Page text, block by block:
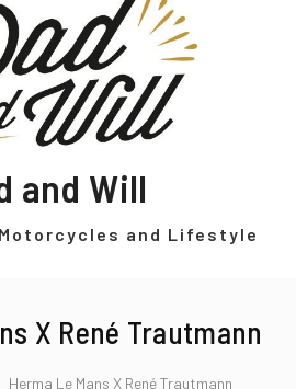
and Will
and Lifestyle
X René Trautmann
Herma Le Mans X René Trautmann